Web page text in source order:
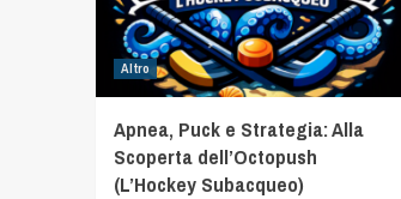
Altro
Apnea, Puck e Strategia: Alla
Scoperta dell’Octopush
(L’Hockey Subacqueo)